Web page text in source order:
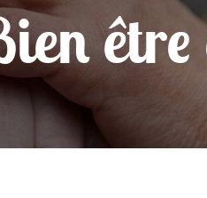
être